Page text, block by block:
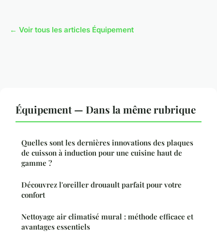
← Voir tous les articles Équipement
Équipement — Dans la même rubrique
Quelles sont les dernières innovations des plaques
de cuisson à induction pour une cuisine haut de
gamme ?
Découvrez l'oreiller drouault parfait pour votre
confort
Nettoyage air climatisé mural : méthode efficace et
avantages essentiels